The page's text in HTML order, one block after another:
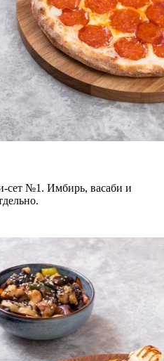
сет №1. Имбирь, васаби и